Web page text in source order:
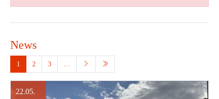
News
1 2 3
22.05.